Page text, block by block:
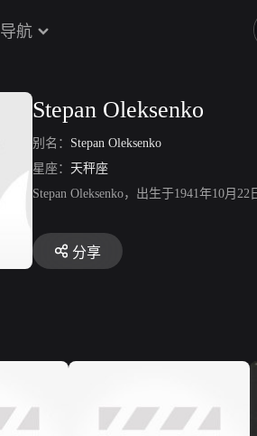
导航
Stepan Oleksenko
别名： Stepan Oleksenko
星座： 天秤座
Stepan Oleksenko，出生于1941年10月
分享